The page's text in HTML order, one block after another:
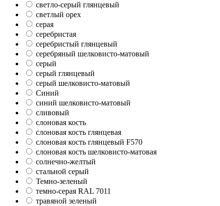
светло-серый глянцевый
светлый орех
серая
серебристая
серебристый глянцевый
серебряный шелковисто-матовый
серый
серый глянцевый
серый шелковисто-матовый
Синий
синий шелковисто-матовый
сливовый
слоновая кость
слоновая кость глянцевая
слоновая кость глянцевый F570
слоновая кость шелковисто-матовая
солнечно-желтый
стальной серый
Темно-зеленый
темно-серая RAL 7011
травяной зеленый